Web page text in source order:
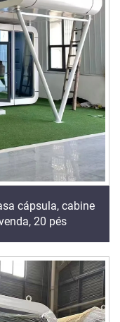
cápsula, cabine
20 pés